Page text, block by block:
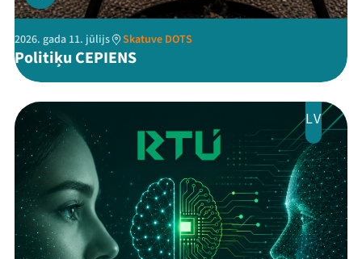
2026. gada 11. jūlijs Skatuve DOTS
Politiķu CEPIENS
LV